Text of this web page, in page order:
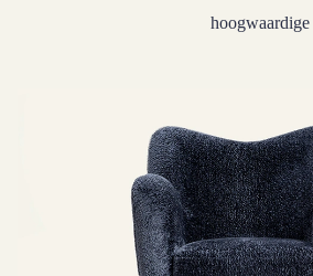
hoogwaardige